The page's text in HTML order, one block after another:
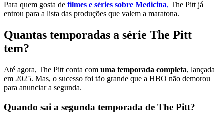
Para quem gosta de filmes e séries sobre Medicina, The Pitt já
entrou para a lista das produções que valem a maratona.
Quantas temporadas a série The Pitt
tem?
Até agora, The Pitt conta com uma temporada completa, lançada
em 2025. Mas, o sucesso foi tão grande que a HBO não demorou
para anunciar a segunda.
Quando sai a segunda temporada de The Pitt?